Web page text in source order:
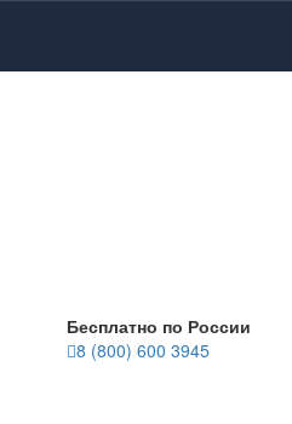
Бесплатно по России
8 (800) 600 3945